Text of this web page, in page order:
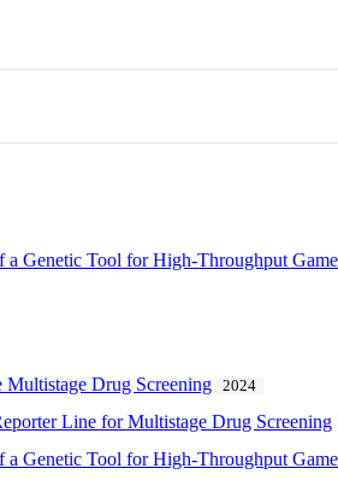
Genetic Tool for High-Throughput
Multistage Drug Screening 2024
Line for Multistage Drug Screening
Genetic Tool for High-Throughput